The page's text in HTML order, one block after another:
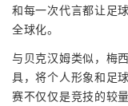
和每一次代言都让足
全球化。
与贝克汉姆类似，梅
具，将个人形象和足
赛不仅仅是竞技的较